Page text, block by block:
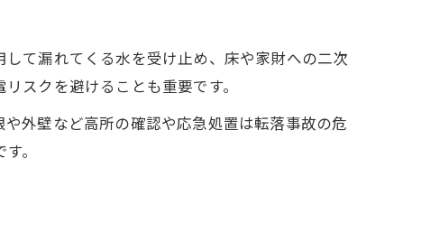
て漏れてくる水を受け止め、床や家財への二次
スクを避けることも重要です。
外壁など高所の確認や応急処置は転落事故の危
。